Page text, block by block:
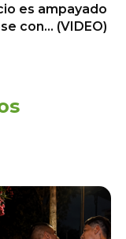
es ampayado
con… (VIDEO)